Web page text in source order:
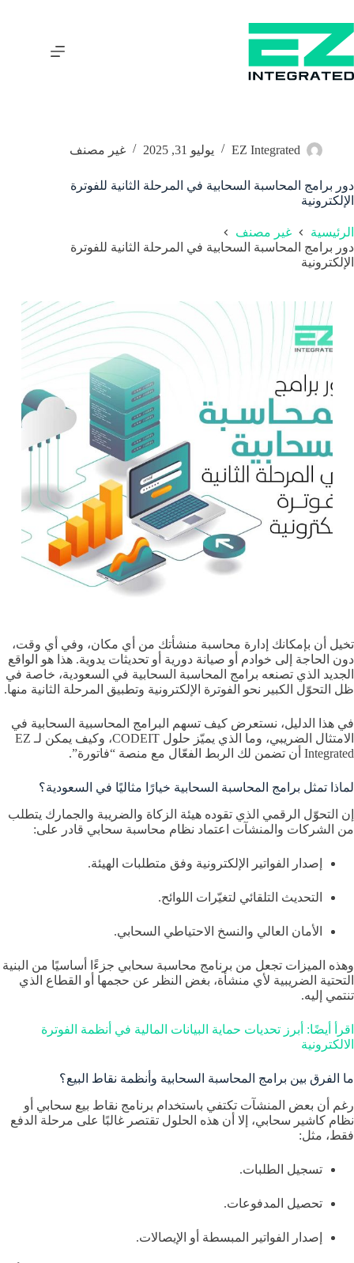
EZ Integrated يوليو 31, 2025 غير مصنف
دور برامج المحاسبة السحابية في المرحلة الثانية للفوترة
الإلكترونية
الرئيسية
غير مصنف
دور برامج المحاسبة السحابية في المرحلة الثانية للفوترة
الإلكترونية
تخيل أن بإمكانك إدارة محاسبة منشأتك من أي مكان، وفي أي وقت،
دون الحاجة إلى خوادم أو صيانة دورية أو تحديثات يدوية. هذا هو الواقع
الجديد الذي تصنعه برامج المحاسبة السحابية في السعودية، خاصة في
ظل التحوّل الكبير نحو الفوترة الإلكترونية وتطبيق المرحلة الثانية منها.
في هذا الدليل، نستعرض كيف تسهم البرامج المحاسبية السحابية في
الامتثال الضريبي، وما الذي يميّز حلول CODEIT، وكيف يمكن لـ EZ
Integrated أن تضمن لك الربط الفعّال مع منصة “فاتورة”.
لماذا تمثل برامج المحاسبة السحابية خيارًا مثاليًا في السعودية؟
إن التحوّل الرقمي الذي تقوده هيئة الزكاة والضريبة والجمارك يتطلب
من الشركات والمنشآت اعتماد نظام محاسبة سحابي قادر على:
إصدار الفواتير الإلكترونية وفق متطلبات الهيئة.
التحديث التلقائي لتغيّرات اللوائح.
الأمان العالي والنسخ الاحتياطي السحابي.
وهذه الميزات تجعل من برنامج محاسبة سحابي جزءًا أساسيًا من البنية
التحتية الضريبية لأي منشأة، بغض النظر عن حجمها أو القطاع الذي
تنتمي إليه.
اقرأ أيضًا: أبرز تحديات حماية البيانات المالية في أنظمة الفوترة
الالكترونية
ما الفرق بين برامج المحاسبة السحابية وأنظمة نقاط البيع؟
رغم أن بعض المنشآت تكتفي باستخدام برنامج نقاط بيع سحابي أو
نظام كاشير سحابي، إلا أن هذه الحلول تقتصر غالبًا على مرحلة الدفع
فقط، مثل:
تسجيل الطلبات.
تحصيل المدفوعات.
إصدار الفواتير المبسطة أو الإيصالات.